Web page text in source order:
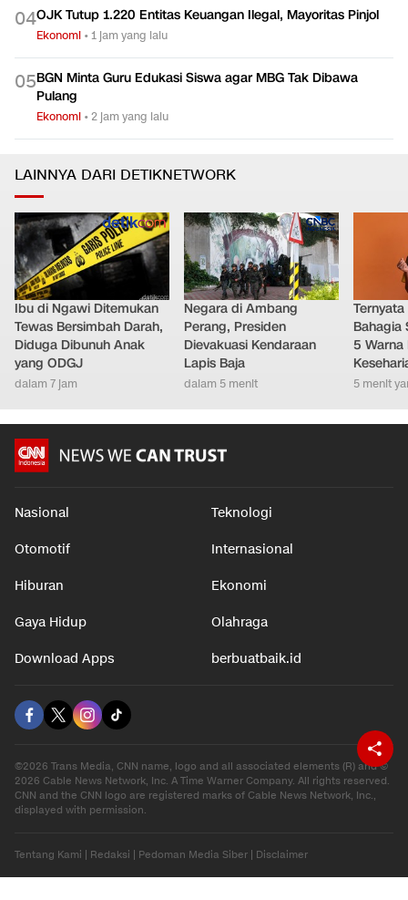
04OJK Tutup 1.220 Entitas Keuangan Ilegal, Mayoritas Pinjol
Ekonomi •1 jam yang lalu
05BGN Minta Guru Edukasi Siswa agar MBG Tak Dibawa
Pulang
Ekonomi •2 jam yang lalu
LAINNYA DARI DETIKNETWORK
Ibu di Ngawi Ditemukan
Tewas Bersimbah Darah,
Diduga Dibunuh Anak
yang ODGJ
dalam 7 jam
Negara di Ambang
Perang, Presiden
Dievakuasi Kendaraan
Lapis Baja
dalam 5 menit
Bahagia
5
5 menit
Nasional Teknologi
Otomotif Internasional
Hiburan Ekonomi
Gaya Hidup Olahraga
Download Apps berbuatbaik.id
©2026 Trans Media, CNN name, logo and all associated elements (R) and ©
2026 Cable News Network, Inc. A Time Warner Company. All rights reserved.
CNN and the CNN logo are registered marks of Cable News Network, Inc.,
displayed with permission.
Tentang Kami Redaksi Pedoman Media Siber Disclaimer